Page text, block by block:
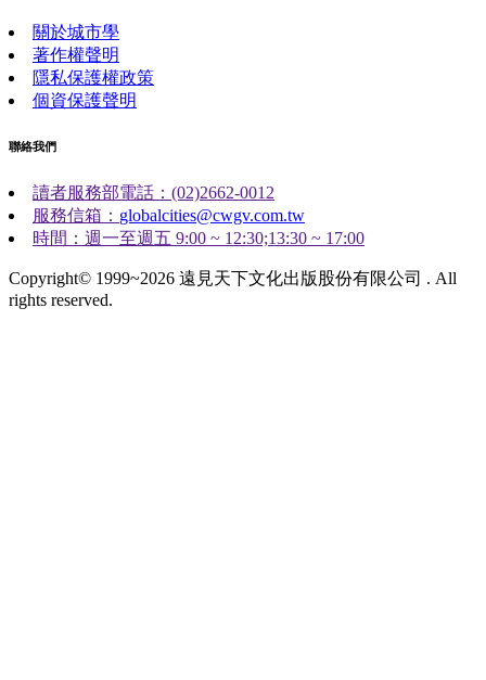
關於城市學
著作權聲明
隱私保護權政策
個資保護聲明
聯絡我們
讀者服務部電話：(02)2662-0012
服務信箱： globalcities@cwgv.com.tw
時間：週一至週五 9:00 ~ 12:30;13:30 ~ 17:00
Copyright© 1999~2026 遠見天下文化出版股份有限公司 . All
rights reserved.